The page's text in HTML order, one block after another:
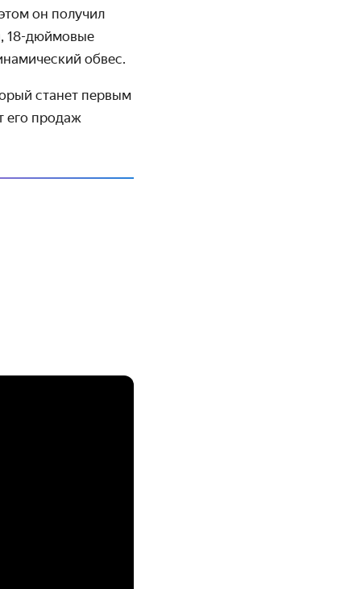
он получил
18-дюймовые
обвес.
станет первым
его продаж